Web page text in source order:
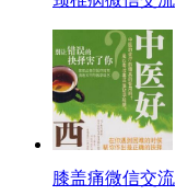
膝盖痛微信交流